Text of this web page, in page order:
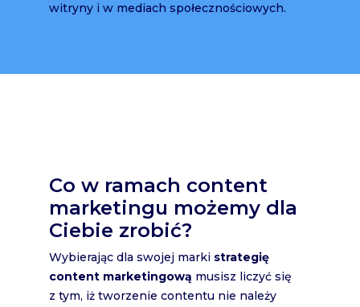
witryny i w mediach społecznościowych.
Co w ramach content
marketingu możemy dla
Ciebie zrobić?
Wybierając dla swojej marki strategię
content marketingową musisz liczyć się
z tym, iż tworzenie contentu nie należy